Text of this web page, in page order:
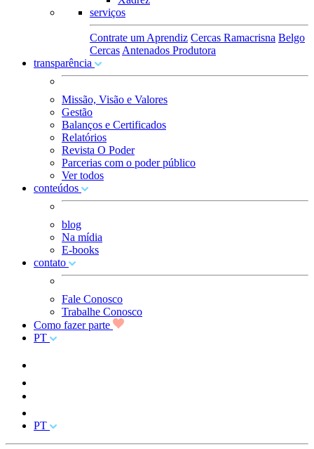
serviços
Contrate um Aprendiz Cercas Ramacrisna Belgo
Cercas Antenados Produtora
transparência
Missão, Visão e Valores
Gestão
Balanços e Certificados
Relatórios
Revista O Poder
Parcerias com o poder público
Ver todos
conteúdos
blog
Na mídia
E-books
contato
Fale Conosco
Trabalhe Conosco
Como fazer parte
PT
PT